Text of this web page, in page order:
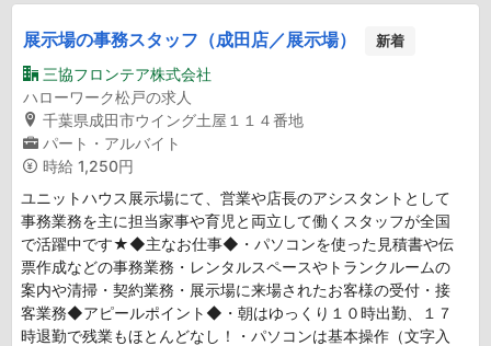
展示場の事務スタッフ（成田店／展示場） 新着
三協フロンテア株式会社
ハローワーク松戸の求人
千葉県成田市ウイング土屋１１４番地
パート・アルバイト
時給 1,250円
ユニットハウス展示場にて、営業や店長のアシスタントとして
事務業務を主に担当家事や育児と両立して働くスタッフが全国
で活躍中です★◆主なお仕事◆・パソコンを使った見積書や伝
票作成などの事務業務・レンタルスペースやトランクルームの
案内や清掃・契約業務・展示場に来場されたお客様の受付・接
客業務◆アピールポイント◆・朝はゆっくり１０時出勤、１７
時退勤で残業もほとんどなし！・パソコンは基本操作（文字入